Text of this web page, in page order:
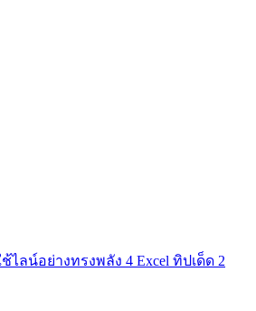
ช้ไลน์อย่างทรงพลัง 4 Excel ทิปเด็ด 2